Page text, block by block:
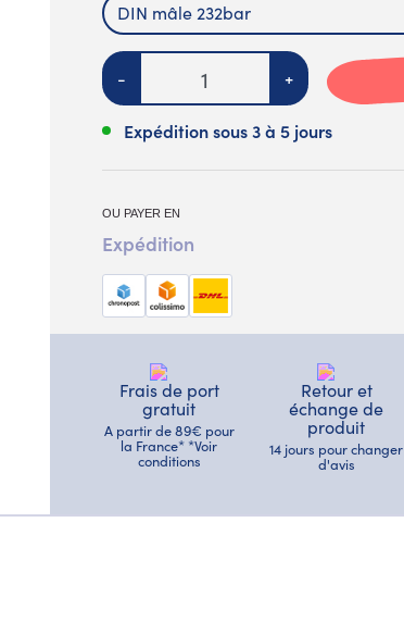
DIN mâle 232bar
Quantité
- +
Expédition sous 3 à 5 jours
OU PAYER EN
Expédition
Frais de port
gratuit
A partir de 89€ pour
la France* *Voir
conditions
Retour et
échange de
produit
14 jours pour changer
d'avis